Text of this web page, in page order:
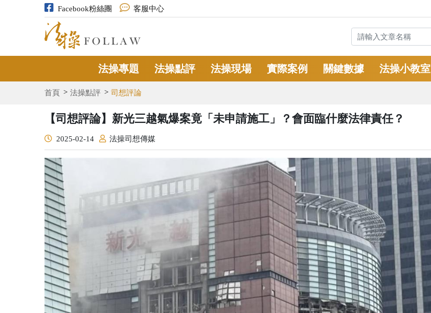
Facebook粉絲團 客服中心
法操專題 法操點評 法操現場 實際案例 關鍵數據 法操小教室
首頁 法操點評 司想評論
【司想評論】新光三越氣爆案竟「未申請施工」？會面臨什麼法律責任？
2025-02-14 法操司想傳媒